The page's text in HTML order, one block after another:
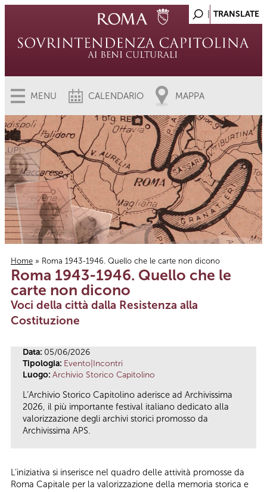
MENU CALENDARIO MAPPA
Tu sei qui
Home » Roma 1943-1946. Quello che le carte non dicono
Roma 1943-1946. Quello che le
carte non dicono
Voci della città dalla Resistenza alla
Costituzione
Data: 05/06/2026
Tipologia: Evento|Incontri
Luogo: Archivio Storico Capitolino
L’Archivio Storico Capitolino aderisce ad Archivissima
2026, il più importante festival italiano dedicato alla
valorizzazione degli archivi storici promosso da
Archivissima APS.
L’iniziativa si inserisce nel quadro delle attività promosse da
Roma Capitale per la valorizzazione della memoria storica e